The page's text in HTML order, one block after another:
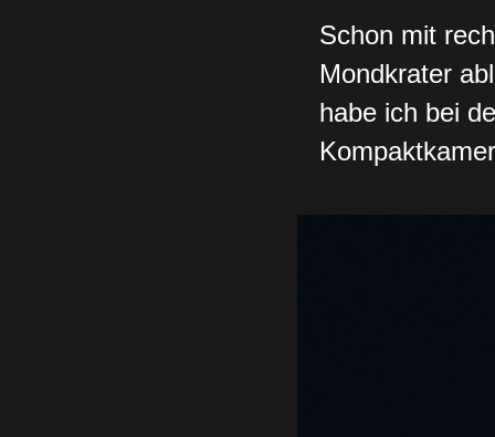
Schon mit
Mondkrater
habe ich bei